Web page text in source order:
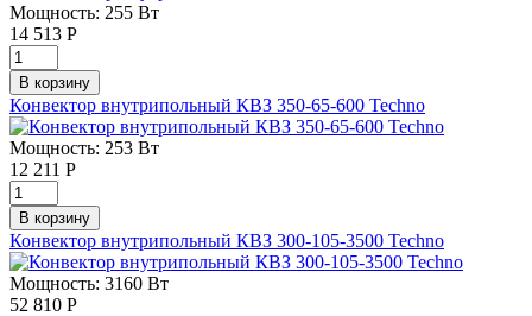
Мощность: 255 Вт
14 513 Р
Конвектор внутрипольный КВЗ 350-65-600 Techno
Мощность: 253 Вт
12 211 Р
Конвектор внутрипольный КВЗ 300-105-3500 Techno
Мощность: 3160 Вт
52 810 Р